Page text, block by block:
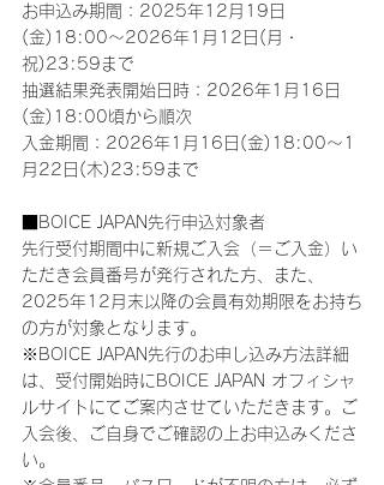
お申込み期間：2025年12月19日
(金)18:00～2026年1月12日(月・
祝)23:59まで
抽選結果発表開始日時：2026年1月16日
(金)18:00頃から順次
入金期間：2026年1月16日(金)18:00～1
月22日(木)23:59まで
■BOICE JAPAN先行申込対象者
先行受付期間中に新規ご入会（＝ご入金）い
ただき会員番号が発行された方、また、
2025年12月末以降の会員有効期限をお持ち
の方が対象となります。
※BOICE JAPAN先行のお申し込み方法詳細
は、受付開始時にBOICE JAPAN オフィシャ
ルサイトにてご案内させていただきます。ご
入会後、ご自身でご確認の上お申込みくださ
い。